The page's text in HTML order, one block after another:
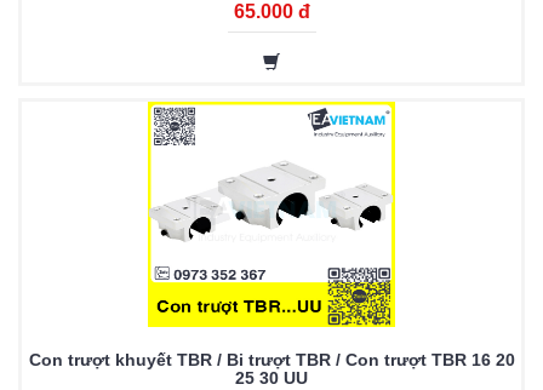
65.000 đ
Con trượt khuyết TBR / Bi trượt TBR / Con trượt TBR 16 20
25 30 UU